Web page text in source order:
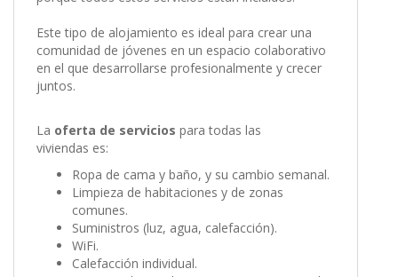
Este tipo de alojamiento es ideal para crear una
comunidad de jóvenes en un espacio colaborativo
en el que desarrollarse profesionalmente y crecer
juntos.
La oferta de servicios para todas las
viviendas es:
Ropa de cama y baño, y su cambio semanal.
Limpieza de habitaciones y de zonas
comunes.
Suministros (luz, agua, calefacción).
WiFi.
Calefacción individual.